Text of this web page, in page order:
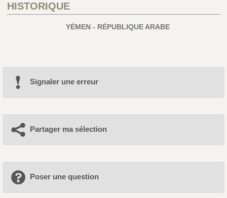
HISTORIQUE
YÉMEN - RÉPUBLIQUE ARABE
Signaler une erreur
Partager ma sélection
Poser une question